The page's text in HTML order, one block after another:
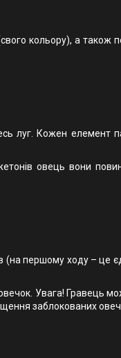
кольору), а
луг. Кожен елемент
овець вони
(на першому ходу – це
Увага! Гравець
заблокованих